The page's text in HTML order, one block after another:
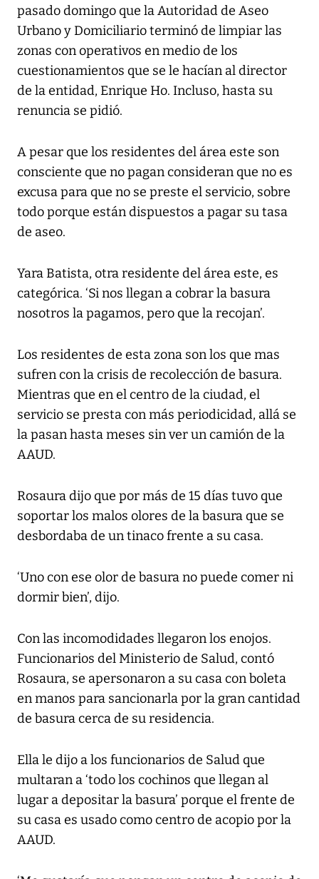
pasado domingo que la Autoridad de Aseo
Urbano y Domiciliario terminó de limpiar las
zonas con operativos en medio de los
cuestionamientos que se le hacían al director
de la entidad, Enrique Ho. Incluso, hasta su
renuncia se pidió.
A pesar que los residentes del área este son
consciente que no pagan consideran que no es
excusa para que no se preste el servicio, sobre
todo porque están dispuestos a pagar su tasa
de aseo.
Yara Batista, otra residente del área este, es
categórica. ‘Si nos llegan a cobrar la basura
nosotros la pagamos, pero que la recojan’.
Los residentes de esta zona son los que mas
sufren con la crisis de recolección de basura.
Mientras que en el centro de la ciudad, el
servicio se presta con más periodicidad, allá se
la pasan hasta meses sin ver un camión de la
AAUD.
Rosaura dijo que por más de 15 días tuvo que
soportar los malos olores de la basura que se
desbordaba de un tinaco frente a su casa.
‘Uno con ese olor de basura no puede comer ni
dormir bien’, dijo.
Con las incomodidades llegaron los enojos.
Funcionarios del Ministerio de Salud, contó
Rosaura, se apersonaron a su casa con boleta
en manos para sancionarla por la gran cantidad
de basura cerca de su residencia.
Ella le dijo a los funcionarios de Salud que
multaran a ‘todo los cochinos que llegan al
lugar a depositar la basura’ porque el frente de
su casa es usado como centro de acopio por la
AAUD.